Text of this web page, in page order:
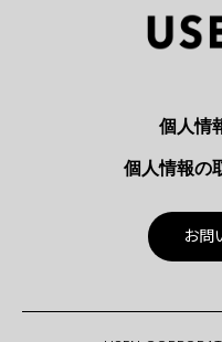
個人情
個人情報の
お問